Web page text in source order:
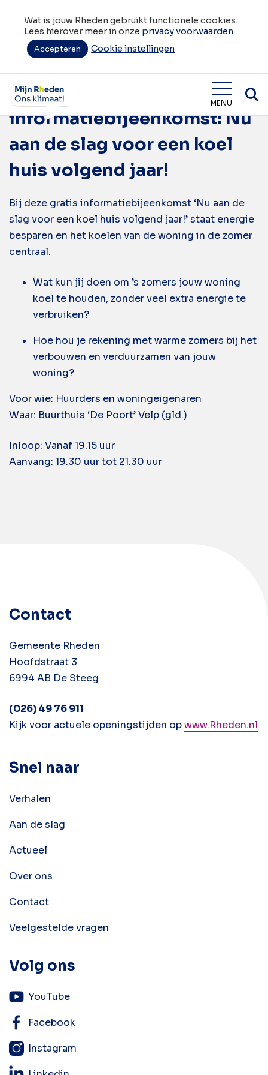
Wat is jouw Rheden gebruikt functionele cookies.
Lees hierover meer in onze privacy voorwaarden.
Accepteren Cookie instellingen
Wat is jouw Rheden MENU
Tag:informatiebijeenkomst
Gratis
informatiebijeenkomst: Nu
aan de slag voor een koel
huis volgend jaar!
Bij deze gratis informatiebijeenkomst ‘Nu aan de
slag voor een koel huis volgend jaar!’ staat energie
besparen en het koelen van de woning in de zomer
centraal.
Wat kun jij doen om ’s zomers jouw woning
koel te houden, zonder veel extra energie te
verbruiken?
Hoe hou je rekening met warme zomers bij het
verbouwen en verduurzamen van jouw
woning?
Voor wie: Huurders en woningeigenaren
Waar: Buurthuis ‘De Poort’ Velp (gld.)
Inloop: Vanaf 19.15 uur
Aanvang: 19.30 uur tot 21.30 uur
Contact
Gemeente Rheden
Hoofdstraat 3
6994 AB De Steeg
(026) 49 76 911
Kijk voor actuele openingstijden opwww.Rheden.nl
Snel naar
Verhalen
Aan de slag
Actueel
Over ons
Contact
Veelgestelde vragen
Volg ons
YouTube
Facebook
Instagram